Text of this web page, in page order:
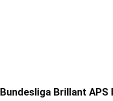
Bundesliga Brillant APS